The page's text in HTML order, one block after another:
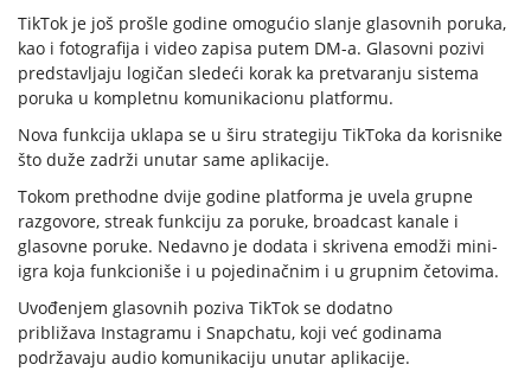
TikTok je još prošle godine omogućio slanje glasovnih poruka,
kao i fotografija i video zapisa putem DM-a. Glasovni pozivi
predstavljaju logičan sledeći korak ka pretvaranju sistema
poruka u kompletnu komunikacionu platformu.
Nova funkcija uklapa se u širu strategiju TikToka da korisnike
što duže zadrži unutar same aplikacije.
Tokom prethodne dvije godine platforma je uvela grupne
razgovore, streak funkciju za poruke, broadcast kanale i
glasovne poruke. Nedavno je dodata i skrivena emodži mini-
igra koja funkcioniše i u pojedinačnim i u grupnim četovima.
Uvođenjem glasovnih poziva TikTok se dodatno
približava Instagramu i Snapchatu, koji već godinama
podržavaju audio komunikaciju unutar aplikacije.